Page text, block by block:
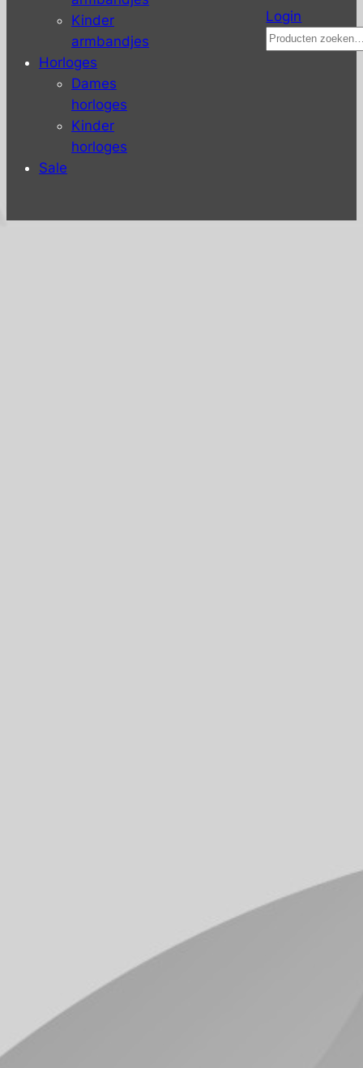
Kinder
armbandjes
Horloges
Dames
horloges
Kinder
horloges
Sale
Login
Zoeken